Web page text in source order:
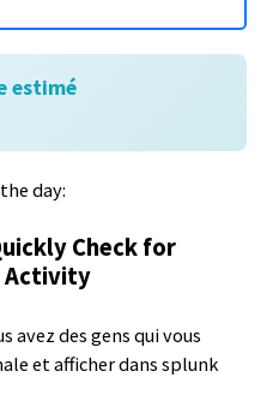
estimé
day:
Check for
Activity
avez des gens qui vous
et afficher dans splunk